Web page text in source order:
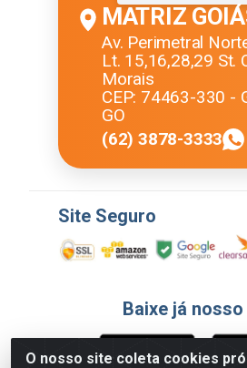
O nosso site coleta cookies
MATRIZ
Av. Perimetral
Lt. 15,16,28,29 St.
Morais
CEP: 74463-330 -
GO
(62) 3878-3333
Site Seguro
Baixe já nosso